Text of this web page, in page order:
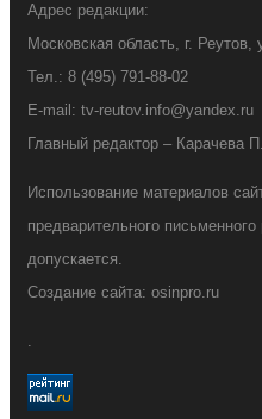
Адрес редакции:
Московская область, г.
Тел.: 8 (495) 791-88-02
E-mail: tv-reutov.info@yandex.ru
Главный редактор – Карачева
Использование материалов
предварительного
допускается.
Создание сайта: osinpro.ru